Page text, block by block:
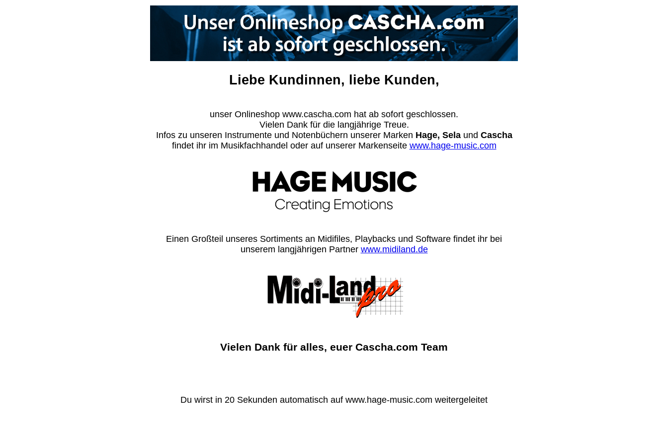
Liebe Kundinnen, liebe Kunden,
unser Onlineshop www.cascha.com hat ab sofort geschlossen.
Vielen Dank für die langjährige Treue.
Infos zu unseren Instrumente und Notenbüchern unserer Marken Hage, Selaund Cascha
findet ihr im Musikfachhandel oder auf unserer Markenseite www.hage-music.com
Einen Großteil unseres Sortiments an Midifiles, Playbacks und Software findet ihr bei
unserem langjährigen Partner www.midiland.de
Vielen Dank für alles, euer Cascha.com Team
Du wirst in 20 Sekunden automatisch auf www.hage-music.com weitergeleitet